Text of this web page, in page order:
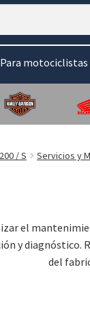
Para motociclistas
/ S Servicios y
el
y diagnóstico.
del